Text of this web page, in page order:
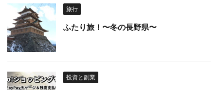
旅行
ふたり旅！〜冬の長野県〜
投資と副業